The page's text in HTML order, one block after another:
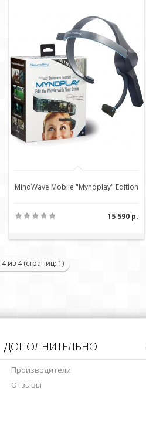
MindWave Mobile "Myndplay" Edition
15 590 р.
из 4 (страниц: 1)
ДОПОЛНИТЕЛЬНО
Производители
Отзывы